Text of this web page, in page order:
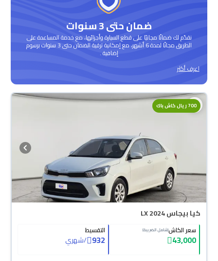
ضمان حتى 3 سنوات
نقدّم لك ضمانًا مجانيًا على قطع السيارة وأجزائها، مع خدمة المساعدة على
الطريق مجانًا لمدة 6 أشهر، مع إمكانية ترقية الضمان حتى 3 سنوات برسوم
إضافية .
اعرف أكثر
700 ريال كاش باك
كيا بيجاس LX 2024
سعر الكاش(شامل الضريبة)
43,000
التقسيط
932
/شهري